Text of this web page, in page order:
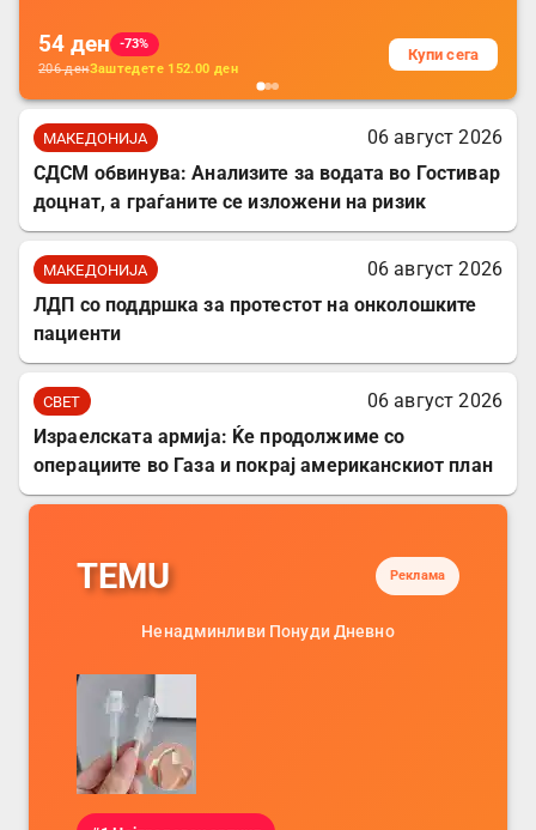
54 ден
-73%
206денЗаштедете 152.00 ден
Купи сега
МАКЕДОНИЈА
06 август 2026
СДСМ обвинува: Анализите за водата во Гостивар
доцнат, а граѓаните се изложени на ризик
МАКЕДОНИЈА
06 август 2026
ЛДП со поддршка за протестот на онколошките
пациенти
СВЕТ
06 август 2026
Израелската армија: Ќе продолжиме со
операциите во Газа и покрај американскиот план
TEMU Реклама
Ненадминливи Понуди Дневно